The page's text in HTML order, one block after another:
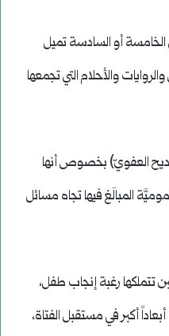
الخامسة أو السادسة تميل
والأحلام التي تجمعها
العفويّ) بخصوص أنها
المبالَغ فيها تجاه مسائل
تتملكها رغبة إنجاب طفل،
أكبر في مستقبل الفتاة،